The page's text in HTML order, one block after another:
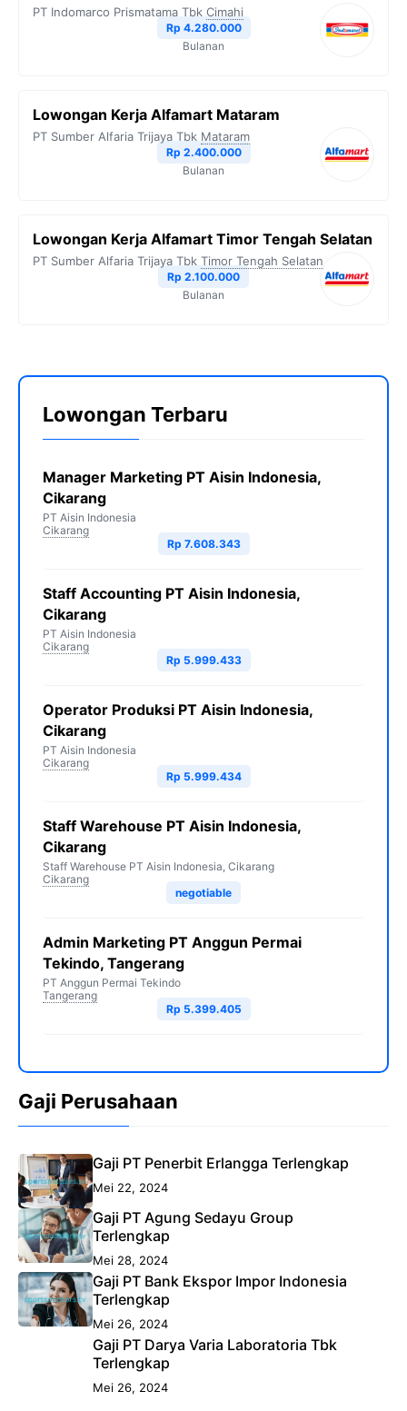
PT Indomarco Prismatama Tbk Cimahi
Rp 4.280.000
Bulanan
Lowongan Kerja Alfamart Mataram
PT Sumber Alfaria Trijaya Tbk Mataram
Rp 2.400.000
Bulanan
Lowongan Kerja Alfamart Timor Tengah Selatan
PT Sumber Alfaria Trijaya Tbk Timor Tengah Selatan
Rp 2.100.000
Bulanan
Lowongan Terbaru
Manager Marketing PT Aisin Indonesia,
Cikarang
PT Aisin Indonesia
Cikarang
Rp 7.608.343
Staff Accounting PT Aisin Indonesia,
Cikarang
PT Aisin Indonesia
Cikarang
Rp 5.999.433
Operator Produksi PT Aisin Indonesia,
Cikarang
PT Aisin Indonesia
Cikarang
Rp 5.999.434
Staff Warehouse PT Aisin Indonesia,
Cikarang
Staff Warehouse PT Aisin Indonesia, Cikarang
Cikarang
negotiable
Admin Marketing PT Anggun Permai
Tekindo, Tangerang
PT Anggun Permai Tekindo
Tangerang
Rp 5.399.405
Gaji Perusahaan
Gaji PT Penerbit Erlangga Terlengkap
Mei 22, 2024
Gaji PT Agung Sedayu Group
Terlengkap
Mei 28, 2024
Gaji PT Bank Ekspor Impor Indonesia
Terlengkap
Mei 26, 2024
Gaji PT Darya Varia Laboratoria Tbk
Terlengkap
Mei 26, 2024